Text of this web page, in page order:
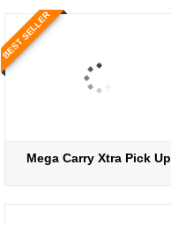
BEST SELLER
Mega Carry Xtra Pick Up